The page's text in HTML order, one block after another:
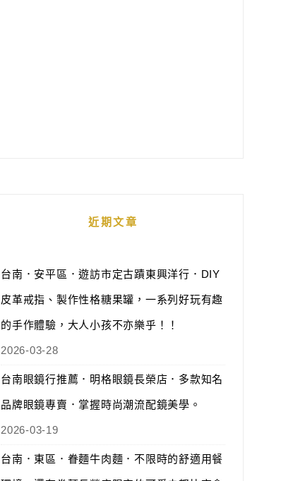
近期文章
台南．安平區．遊訪市定古蹟東興洋行．DIY
皮革戒指、製作性格糖果罐，一系列好玩有趣
的手作體驗，大人小孩不亦樂乎！！
2026-03-28
台南眼鏡行推薦．明格眼鏡長榮店．多款知名
品牌眼鏡專賣．掌握時尚潮流配鏡美學。
2026-03-19
台南．東區．眷麵牛肉麵．不限時的舒適用餐